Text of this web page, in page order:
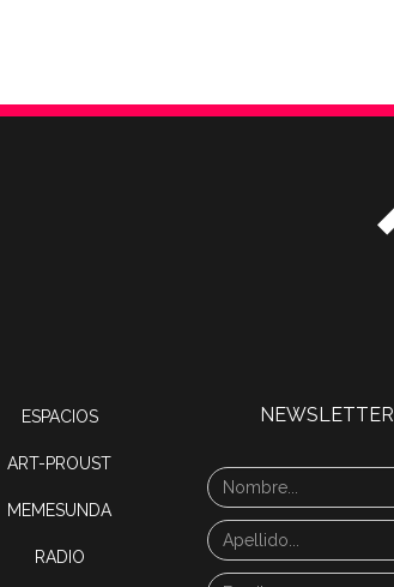
ESPACIOS
ART-PROUST
MEMESUNDA
RADIO
NEWSLETTER